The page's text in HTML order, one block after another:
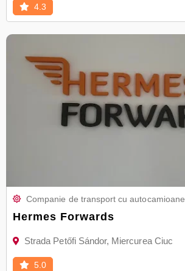
4.3
Companie de transport cu autocamioane
Hermes Forwards
Strada Petőfi Sándor, Miercurea Ciuc
5.0